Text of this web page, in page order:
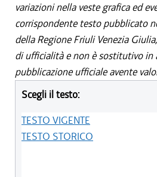
variazioni nella veste grafica ed
corrispondente testo pubblicato
della Regione Friuli Venezia
di ufficialità e non è sostitutivo in
pubblicazione ufficiale avente
Scegli il testo:
TESTO VIGENTE
TESTO STORICO